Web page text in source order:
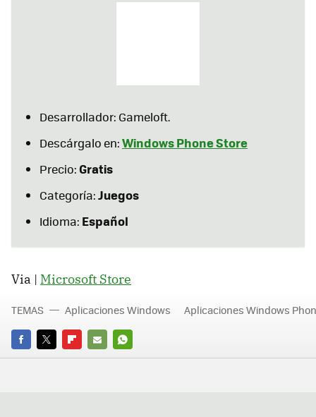
Desarrollador: Gameloft.
Descárgalo en:Windows Phone Store
Precio:Gratis
Categoría:Juegos
Idioma: Español
Via | Microsoft Store
FACEBOOK
TWITTERFLIPBOARD
E-
WHATSAPP
TEMAS Aplicaciones Windows Aplicaciones Windows